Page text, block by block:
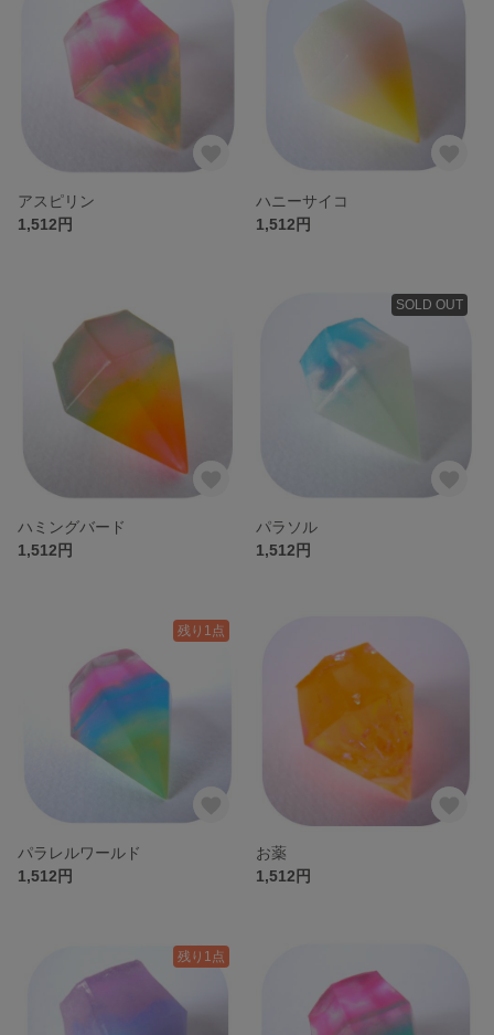
アスピリン
1,512円
ハニーサイコ
1,512円
ハミングバード
1,512円
SOLD OUT
パラソル
1,512円
残り1点
パラレルワールド
1,512円
お薬
1,512円
残り1点